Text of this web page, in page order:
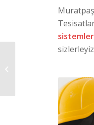
sistemler